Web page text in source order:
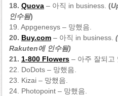
18. Quova– 아직 in business. (
인수됨)
19. Appgenesys – 망했음.
20. Buy.com– 아직 in business.
Rakuten에 인수됨)
21. 1-800 Flowers– 아주 잘되고
22. DoDots – 망했음.
23. Kizai – 망했음.
24. Photopoint – 망했음.